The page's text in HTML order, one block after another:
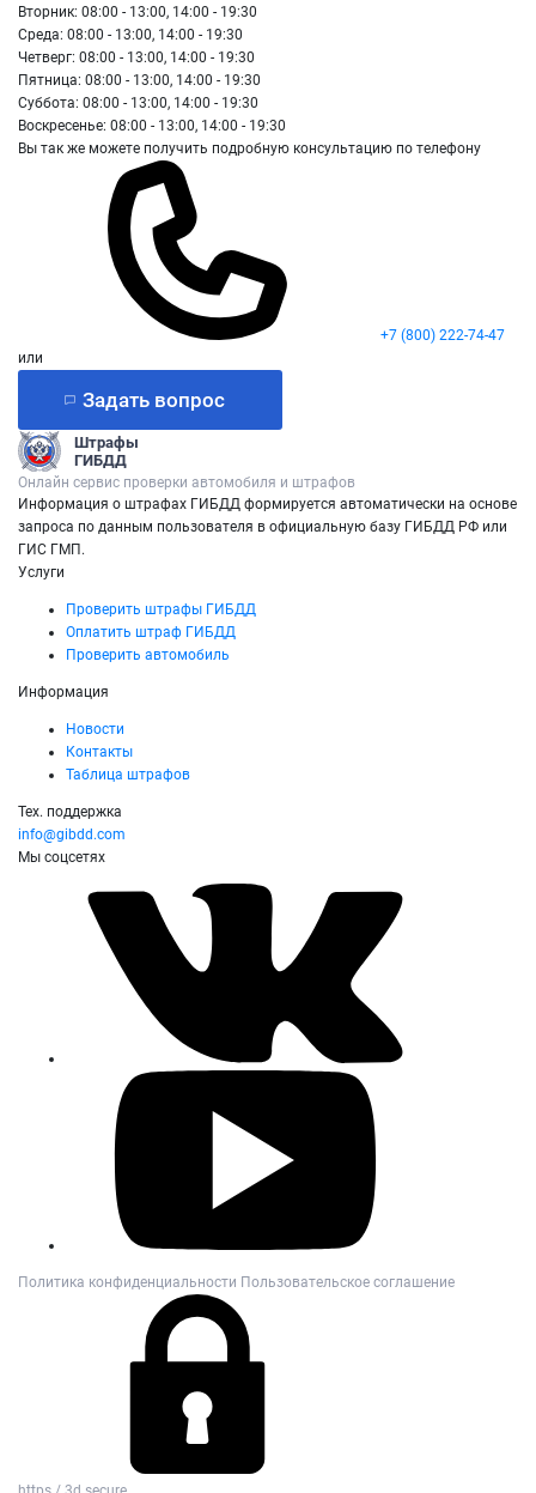
Вторник: 08:00 - 13:00, 14:00 - 19:30
Среда: 08:00 - 13:00, 14:00 - 19:30
Четверг: 08:00 - 13:00, 14:00 - 19:30
Пятница: 08:00 - 13:00, 14:00 - 19:30
Суббота: 08:00 - 13:00, 14:00 - 19:30
Воскресенье: 08:00 - 13:00, 14:00 - 19:30
Вы так же можете получить подробную консультацию по телефону
+7 (800) 222-74-47
или
Задать вопрос
Штрафы
ГИБДД
Онлайн сервис проверки автомобиля и штрафов
Информация о штрафах ГИБДД формируется автоматически на основе
запроса по данным пользователя в официальную базу ГИБДД РФ или
ГИС ГМП.
Услуги
Проверить штрафы ГИБДД
Оплатить штраф ГИБДД
Проверить автомобиль
Информация
Новости
Контакты
Таблица штрафов
Тех. поддержка
info@gibdd.com
Мы соцсетях
Политика конфиденциальности Пользовательское соглашение